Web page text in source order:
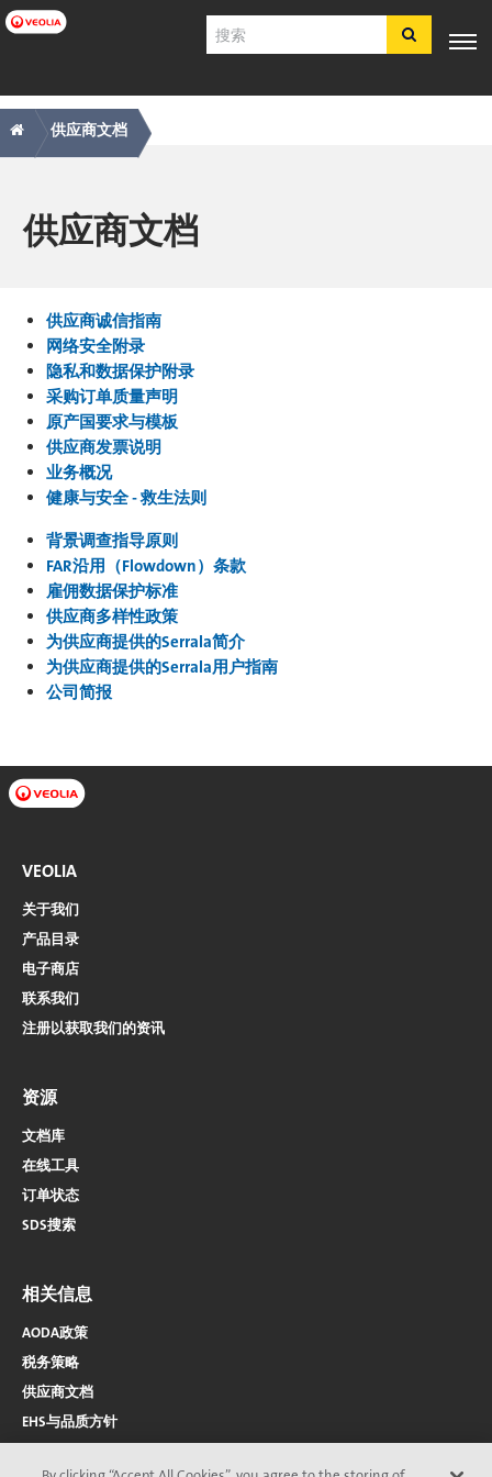
跳
转
要
内
容
搜
索
主
导
专业知
识
行业应
用
SDS
COA
招贤纳士
注册
登录
联系我们
痕
迹
供应商文档
供应商文档
供应商诚信指南
网络安全附录
隐私和数据保护附录
采购订单质量声明
原产国要求与模板
供应商发票说明
业务概况
健康与安全 - 救生法则
背景调查指导原则
FAR沿用（Flowdown）条款
雇佣数据保护标准
供应商多样性政策
为供应商提供的Serrala简介
为供应商提供的Serrala用户指南
公司简报
VEOLIA
关于我们
产品目录
电子商店​​​​​​​
联系我们
注册以获取我们的资讯
资源
文档库
在线工具
订单状态
SDS搜索
相关信息
AODA政策
税务策略
供应商文档
EHS与品质方针